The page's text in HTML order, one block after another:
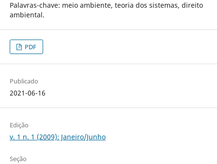
Palavras-chave: meio ambiente, teoria dos sistemas, direito
ambiental.
PDF
Publicado
2021-06-16
Edição
v. 1 n. 1 (2009): Janeiro/Junho
Seção